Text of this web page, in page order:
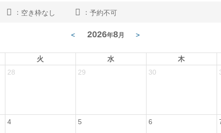
： 空き枠なし ： 予約不可
< 2026年8 月 >
火 水 木
28 29 30
4 5 6